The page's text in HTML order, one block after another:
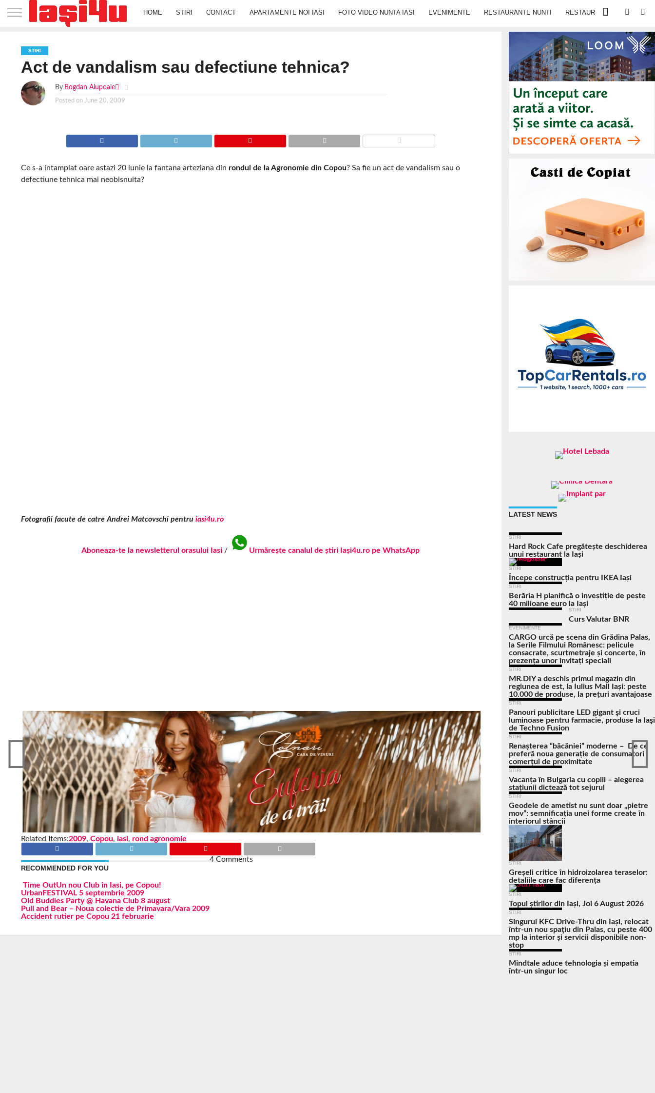
HOME STIRI CONTACT APARTAMENTE NOI IASI FOTO VIDEO NUNTA IASI EVENIMENTE RESTAURANTE NUNTI RESTAURANTE IN IASI
STIRI
Act de vandalism sau defectiune tehnica?
By Bogdan Alupoaie
Posted on June 20, 2009
Ce s-a intamplat oare astazi 20 iunie la fantana arteziana din rondul de la Agronomie din Copou? Sa fie un act de vandalism sau o
defectiune tehnica mai neobisnuita?
Fotografii facute de catre Andrei Matcovschi pentru iasi4u.ro
Aboneaza-te la newsletterul orasului Iasi / Urmărește canalul de știri Iași4u.ro pe WhatsApp
Related Items:2009, Copou, iasi, rond agronomie
RECOMMENDED FOR YOU
Time OutUn nou Club in Iasi, pe Copou!
UrbanFESTIVAL 5 septembrie 2009
Old Buddies Party @ Havana Club 8 august
Pull and Bear – Noua colectie de Primavara/Vara 2009
Accident rutier pe Copou 21 februarie
4 Comments
LATEST NEWS
STIRI
Hard Rock Cafe pregătește deschiderea
unui restaurant la Iași
STIRI
Începe construcția pentru IKEA Iași
STIRI
Berăria H planifică o investiție de peste
40 milioane euro la Iași
STIRI
Curs Valutar BNR
EVENIMENTE
CARGO urcă pe scena din Grădina Palas,
la Serile Filmului Românesc: pelicule
consacrate, scurtmetraje și concerte, în
prezența unor invitați speciali
STIRI
MR.DIY a deschis primul magazin din
regiunea de est, la Iulius Mall Iași: peste
10.000 de produse, la prețuri avantajoase
STIRI
Panouri publicitare LED gigant şi cruci
luminoase pentru farmacie, produse la Iaşi
de Techno Fusion
STIRI
Renașterea “băcăniei” moderne – De ce
preferă noua generație de consumatori
comerțul de proximitate
STIRI
Vacanța în Bulgaria cu copiii – alegerea
stațiunii dictează tot sejurul
STIRI
Geodele de ametist nu sunt doar „pietre
mov”: semnificația unei forme create în
interiorul stâncii
STIRI
Greșeli critice în hidroizolarea teraselor:
detaliile care fac diferența
STIRI
Topul știrilor din Iași, Joi 6 August 2026
STIRI
Singurul KFC Drive-Thru din Iași, relocat
într-un nou spaţiu din Palas, cu peste 400
mp la interior și servicii disponibile non-
stop
STIRI
Mindtale aduce tehnologia și empatia
într-un singur loc